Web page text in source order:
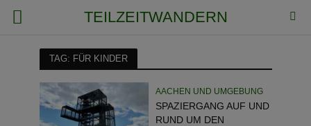
TEILZEITWANDERN
TAG: FÜR KINDER
AACHEN UND UMGEBUNG
SPAZIERGANG AUF UND
RUND UM DEN